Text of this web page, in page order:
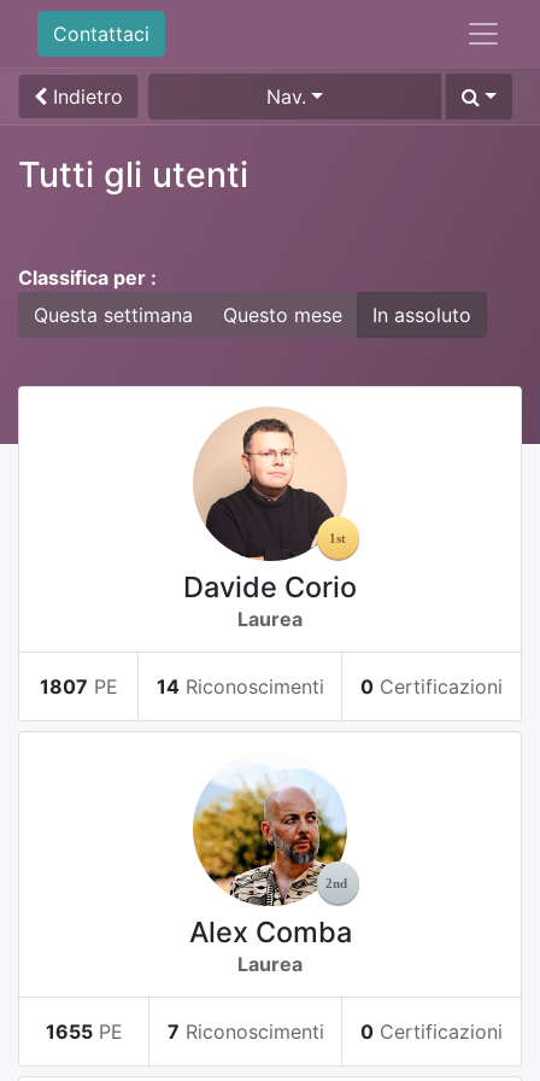
Contattaci
Indietro Nav.
Tutti gli utenti
Classifica per :
Questa settimana
Questo mese In assoluto
Davide Corio
Laurea
1807 PE 14 Riconoscimenti 0 Certificazioni
Alex Comba
Laurea
1655 PE 7 Riconoscimenti 0 Certificazioni